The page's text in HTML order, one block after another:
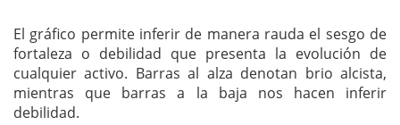
El gráfico permite inferir de manera rauda el sesgo de
fortaleza o debilidad que presenta la evolución de
cualquier activo. Barras al alza denotan brio alcista,
mientras que barras a la baja nos hacen inferir
debilidad.